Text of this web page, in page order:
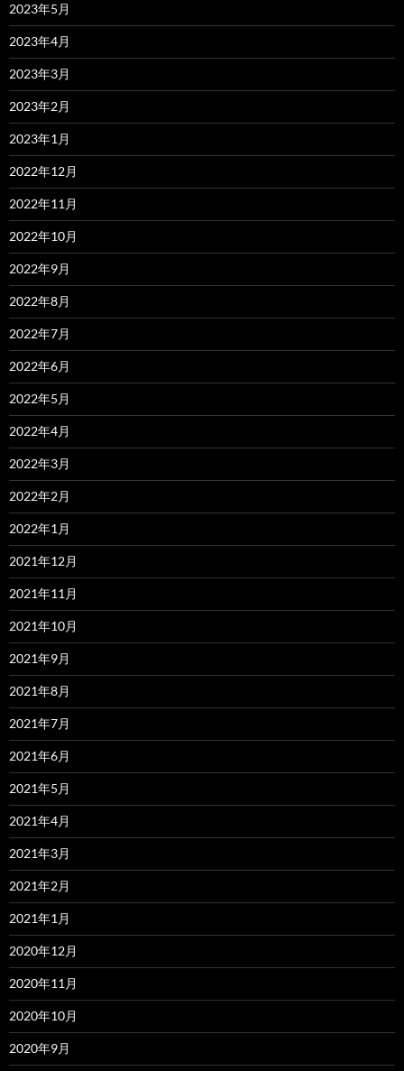
2023年5月
2023年4月
2023年3月
2023年2月
2023年1月
2022年12月
2022年11月
2022年10月
2022年9月
2022年8月
2022年7月
2022年6月
2022年5月
2022年4月
2022年3月
2022年2月
2022年1月
2021年12月
2021年11月
2021年10月
2021年9月
2021年8月
2021年7月
2021年6月
2021年5月
2021年4月
2021年3月
2021年2月
2021年1月
2020年12月
2020年11月
2020年10月
2020年9月